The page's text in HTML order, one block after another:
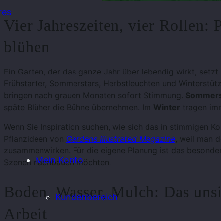
Mein Konto
Kundenbereich
Vier Jahreszeiten, vier Rollen:
blühen
Ein Garten, der das ganze Jahr über lebendig wirkt,
Frühstarter, Sommerstars, Herbstleuchten und
bringen nach grauen Monaten sofort Stimmung.
späte Blüher die Bühne übernehmen. Im Winter tragen
Wenn Sie Inspiration suchen, wie sich das in stimmigen
Pflanzideen von Gardens Illustrated Magazine , weil man
zusammenwirken. Für die eigene Planung ist das
Szenen nachbauen möchten.
Boden, Wasser, Mulch: Das
Arbeit